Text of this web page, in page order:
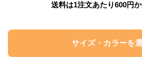
送料は1注文あたり600円
サイズ・カラーを